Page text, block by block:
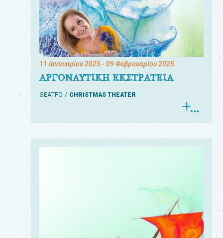
11 Ιανουαρίου 2025- 09 Φεβρουαρίου 2025
ΑΡΓΟΝΑΥΤΙΚΗ ΕΚΣΤΡΑΤΕΙΑ
ΘΕΑΤΡΟ CHRISTMAS THEATER